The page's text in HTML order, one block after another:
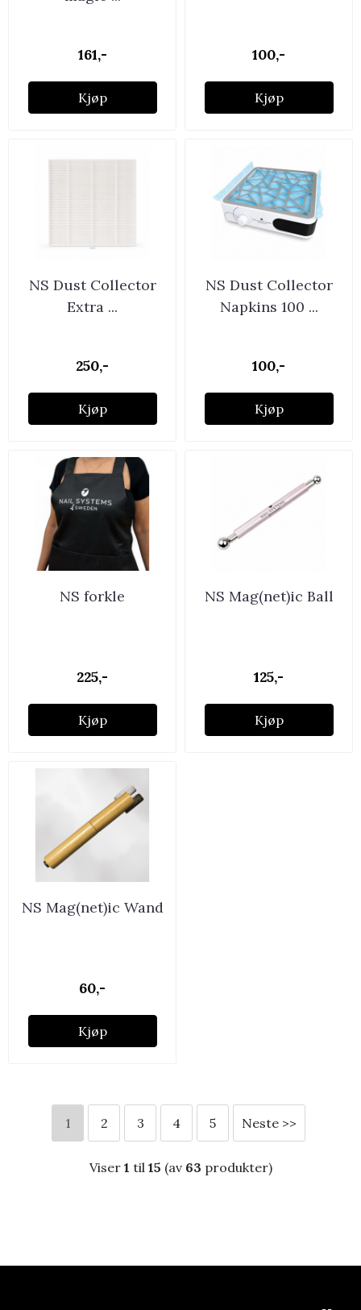
161,-
Kjøp
100,-
Kjøp
NS Dust Collector
Extra ...
250,-
Kjøp
NS Dust Collector
Napkins 100 ...
100,-
Kjøp
NS forkle
225,-
Kjøp
NS Mag(net)ic Ball
125,-
Kjøp
NS Mag(net)ic Wand
60,-
Kjøp
1 2 3 4 5 Neste >>
Viser 1 til 15 (av 63 produkter)